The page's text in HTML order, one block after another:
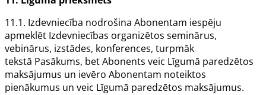
11.1. Izdevniecība nodrošina Abonentam iespēju
apmeklēt Izdevniecības organizētos seminārus,
vebinārus, izstādes, konferences, turpmāk
tekstā Pasākums, betAbonents veic Līgumā paredzētos
maksājumus un ievēro Abonentam noteiktos
pienākumus un veic Līgumā paredzētos maksājumus.